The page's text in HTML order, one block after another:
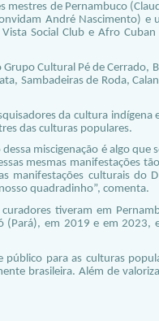
de Pernambuco
André Nascimento)
Social Club e Afro
Cultural Pé de Cerrado,
Sambadeiras de Roda,
da cultura
das culturas populares.
miscigenação é algo que
mesmas manifestações
manifestações culturais do
quadradinho”, comenta.
tiveram em
em 2019 e em 2023,
para as culturas
brasileira. Além de